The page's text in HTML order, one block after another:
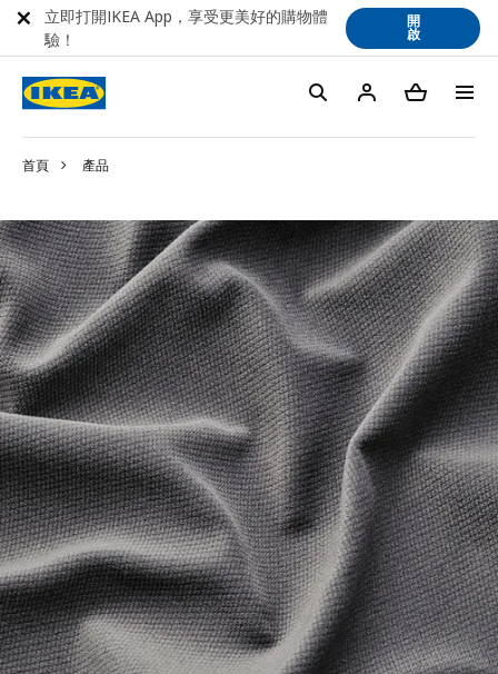
首頁 產品
立即打開IKEA App，享受更美好的購物體
驗！
開
啟